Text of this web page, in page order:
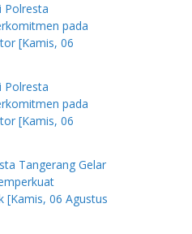
Polresta
pada
[Kamis, 06
Polresta
pada
[Kamis, 06
Tangerang Gelar
[Kamis, 06 Agustus